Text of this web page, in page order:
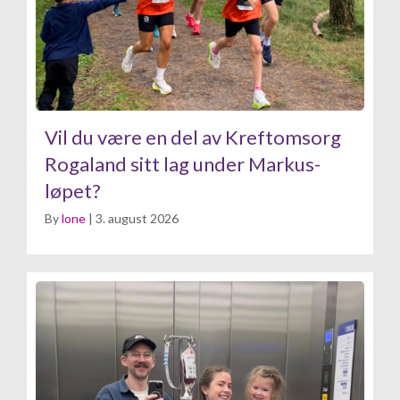
Vil du være en del av Kreftomsorg
Rogaland sitt lag under Markus-
løpet?
Bylone | 3. august 2026